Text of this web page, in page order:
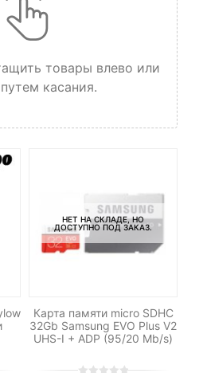
товары влево или
касания.
НЕТ НА СКЛАДЕ, НО
ДОСТУПНО ПОД ЗАКАЗ.
Карта памяти micro SDHC
32Gb Samsung EVO Plus V2
UHS-I + ADP (95/20 Mb/s)